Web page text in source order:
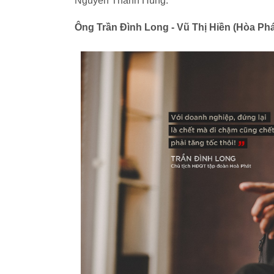
Ông Trần Đình Long - Vũ Thị Hiền (Hòa